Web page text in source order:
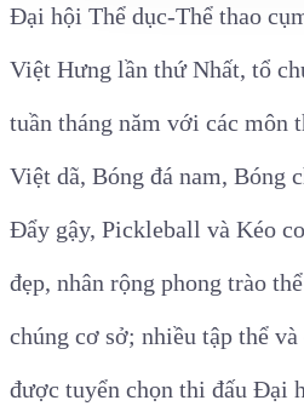
Đại hội Thể dục-Thể thao
Việt Hưng lần thứNhất, tổ
tuần tháng năm với các môn
Việt dã, Bóng đá nam, Bóng
Đẩy gậy, Pickleball và Kéo
đẹp, nhân rộng phong trào
chúng cơ sở; nhiều tập thể
được tuyển chọn thi đấu Đại